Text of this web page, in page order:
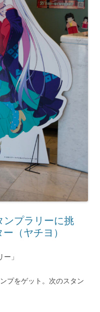
ンプラリーに挑
（ヤチヨ）
」
プをゲット。次のスタン